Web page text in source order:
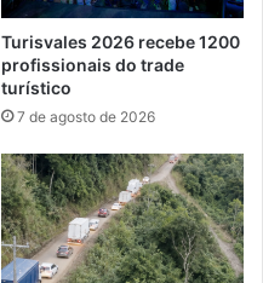
Turisvales 2026 recebe 1200
profissionais do trade
turístico
7 de agosto de 2026